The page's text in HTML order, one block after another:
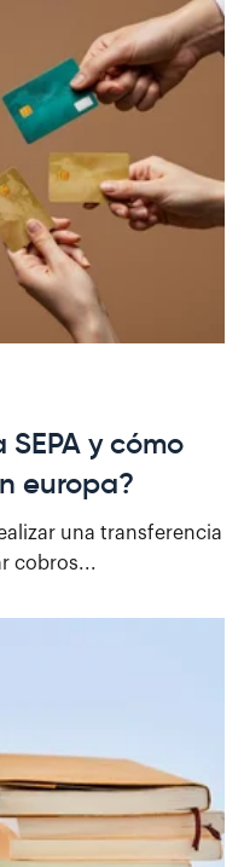
y cómo
europa?
una transferencia
cobros...